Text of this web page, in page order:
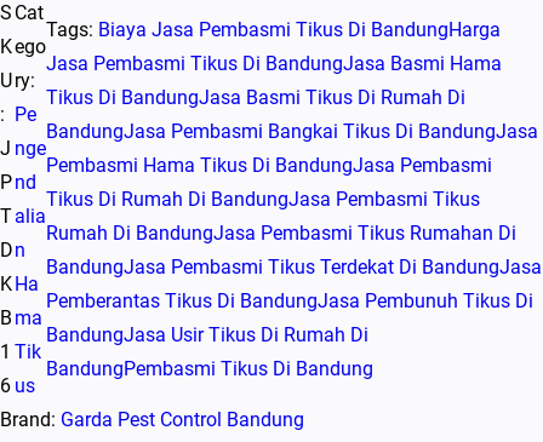
n
t
i
t
a
s
W
a
s
p
a
d
a
S
K
U
:
J
P
T
D
K
B
1
6
Cat
ego
ry:
Pe
nge
nd
alia
n
Ha
ma
Tik
us
Tags: Biaya Jasa Pembasmi Tikus Di BandungHarga
Jasa Pembasmi Tikus Di BandungJasa Basmi Hama
Tikus Di BandungJasa Basmi Tikus Di Rumah Di
BandungJasa Pembasmi Bangkai Tikus Di BandungJasa
Pembasmi Hama Tikus Di BandungJasa Pembasmi
Tikus Di Rumah Di BandungJasa Pembasmi Tikus
Rumah Di BandungJasa Pembasmi Tikus Rumahan Di
BandungJasa Pembasmi Tikus Terdekat Di BandungJasa
Pemberantas Tikus Di BandungJasa Pembunuh Tikus Di
BandungJasa Usir Tikus Di Rumah Di
BandungPembasmi Tikus Di Bandung
Brand: Garda Pest Control Bandung